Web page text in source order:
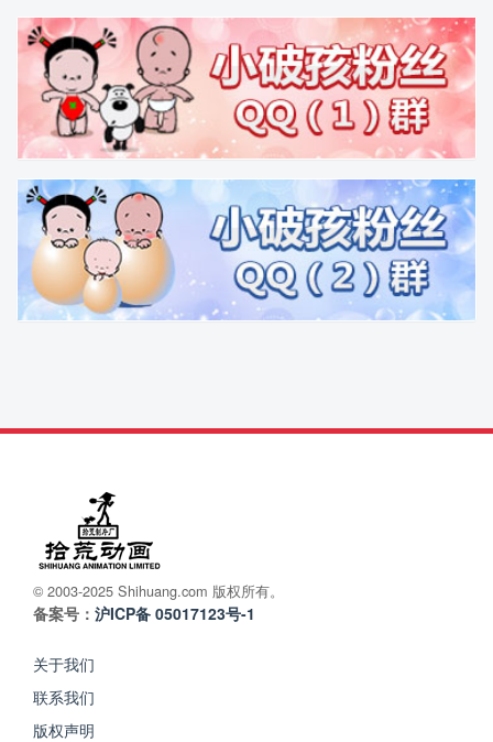
© 2003-2025 Shihuang.com 版权所有。
备案号： 沪ICP备 05017123号-1
关于我们
联系我们
版权声明